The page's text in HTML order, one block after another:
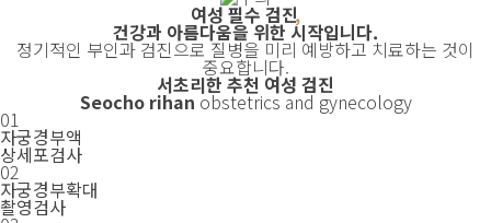
여성 필수 검진,
건강과 아름다움을 위한시작입니다.
정기적인 부인과 검진으로 질병을 미리 예방하고 치료하는 것이
중요합니다.
서초리한 추천 여성 검진
Seocho rihan obstetrics and gynecology
01
자궁경부액
상세포검사
02
자궁경부확대
촬영검사